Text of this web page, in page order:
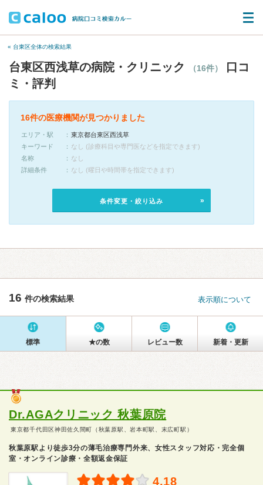
« 台東区全体の検索結果
台東区西浅草の病院・クリニック （16件）
口コ
ミ・評判
16件の医療機関が見つかりました
エリア・駅
東京都台東区西浅草
キーワード
なし (診療科目や専門医などを指定できます)
名称
なし
詳細条件
なし (曜日や時間帯を指定できます)
条件変更・絞り込み
16 件の検索結果 表示順について
標準 ★の数 レビュー数 新着・更新
Dr.AGAクリニック 秋葉原院
東京都千代田区神田佐久間町（秋葉原駅、岩本町駅、末広町駅）
秋葉原駅より徒歩3分の薄毛治療専門外来、女性スタッフ対応・完全個
室・オンライン診療・全額返金保証
4.18